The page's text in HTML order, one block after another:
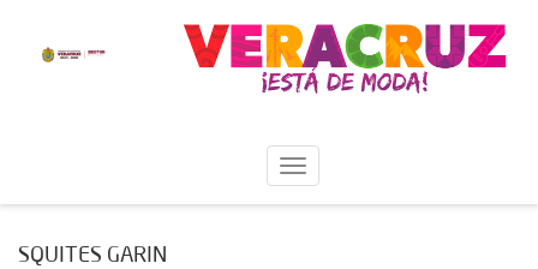
SQUITES GARIN